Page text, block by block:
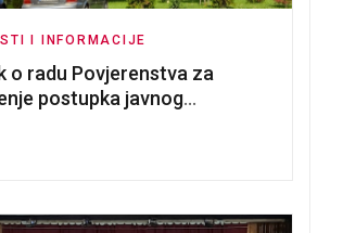
I INFORMACIJE
o radu Povjerenstva za
postupka javnog